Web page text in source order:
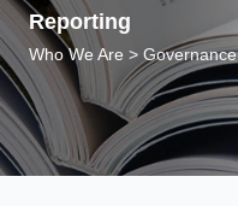
Reporting
Who We Are > Governance